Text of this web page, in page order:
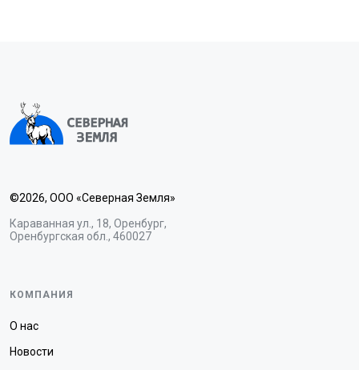
©2026, ООО «Северная Земля»
Караванная ул., 18, Оренбург,
Оренбургская обл., 460027
КОМПАНИЯ
О нас
Новости